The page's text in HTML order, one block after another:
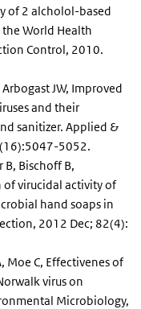
of 2 alcholol-based
World Health
Control, 2010.
JW, Improved
and their
sanitizer. Applied &
5052.
Bischoff B,
of virucidal activity of
hand soaps in
2012 Dec; 82(4):
Moe C, Effectivenes of
virus on
Microbiology,